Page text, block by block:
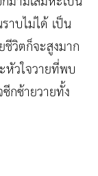
าบไม่ได้ เป็น
วิตก็จะสูงมาก
หัวใจวายที่พบ
กซ้ายวายทั้ง